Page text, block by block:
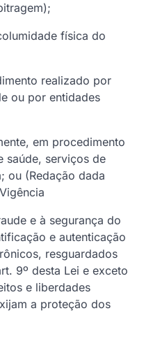
física do
realizado por
ou por entidades
em procedimento
saúde, serviços de
ou (Redação dada
e à segurança do
e autenticação
resguardados
9º desta Lei e exceto
e liberdades
a proteção dos